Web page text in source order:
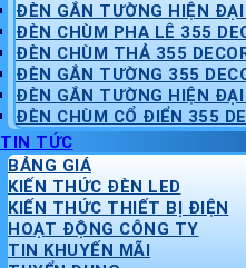
ĐÈN GẮN TƯỜNG HIỆN ĐẠI
ĐÈN CHÙM PHA LÊ 355
ĐÈN CHÙM THẢ 355
ĐÈN GẮN TƯỜNG 355
ĐÈN GẮN TƯỜNG HIỆN
ĐÈN CHÙM CỔ ĐIỂN 355
TIN TỨC
BẢNG GIÁ
KIẾN THỨC ĐÈN LED
KIẾN THỨC THIẾT BỊ ĐIỆN
HOẠT ĐỘNG CÔNG TY
TIN KHUYẾN MÃI